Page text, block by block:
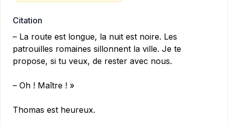
Citation
– La route est longue, la nuit est noire. Les
patrouilles ro­maines sillonnent la ville. Je te
propose, si tu veux, de rester avec nous.
– Oh ! Maître ! »
Thomas est heureux.